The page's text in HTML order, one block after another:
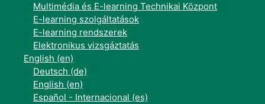
Multimédia és E-learning Technikai Központ
E-learning szolgáltatások
E-learning rendszerek
Elektronikus vizsgáztatás
English ‎(en)‎
Deutsch ‎(de)‎
English ‎(en)‎
Español - Internacional ‎(es)‎